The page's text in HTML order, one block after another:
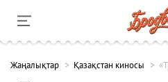
Жаңалықтар Қазақстан киносы